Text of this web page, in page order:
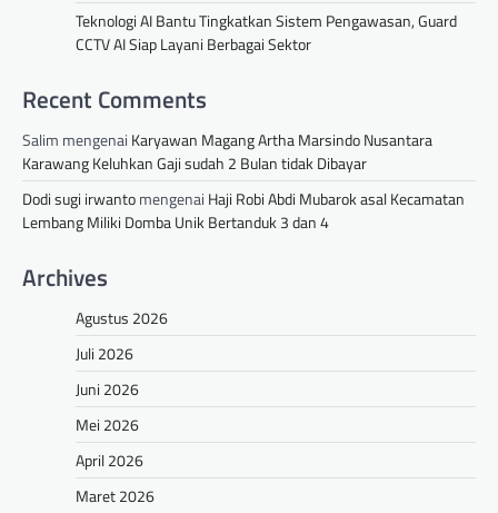
Teknologi AI Bantu Tingkatkan Sistem Pengawasan, Guard
CCTV AI Siap Layani Berbagai Sektor
Recent Comments
Salim mengenai Karyawan Magang Artha Marsindo Nusantara
Karawang Keluhkan Gaji sudah 2 Bulan tidak Dibayar
Dodi sugi irwantomengenai Haji Robi Abdi Mubarok asal Kecamatan
Lembang Miliki Domba Unik Bertanduk 3 dan 4
Archives
Agustus 2026
Juli 2026
Juni 2026
Mei 2026
April 2026
Maret 2026